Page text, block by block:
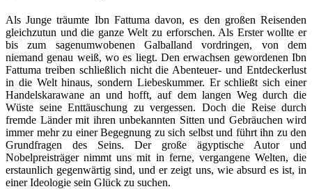
Als Junge träumte Ibn Fattuma davon, es den großen Reisenden
gleichzutun und die ganze Welt zu erforschen. Als Erster wollte er
bis zum sagenumwobenen Galballand vordringen, von dem
niemand genau weiß, wo es liegt. Den erwachsen gewordenen Ibn
Fattuma treiben schließlich nicht die Abenteuer- und Entdeckerlust
in die Welt hinaus, sondern Liebeskummer. Er schließt sich einer
Handelskarawane an und hofft, auf dem langen Weg durch die
Wüste seine Enttäuschung zu vergessen. Doch die Reise durch
fremde Länder mit ihren unbekannten Sitten und Gebräuchen wird
immer mehr zu einer Begegnung zu sich selbst und führt ihn zu den
Grundfragen des Seins. Der große ägyptische Autor und
Nobelpreisträger nimmt uns mit in ferne, vergangene Welten, die
erstaunlich gegenwärtig sind, und er zeigt uns, wie absurd es ist, in
einer Ideologie sein Glück zu suchen.